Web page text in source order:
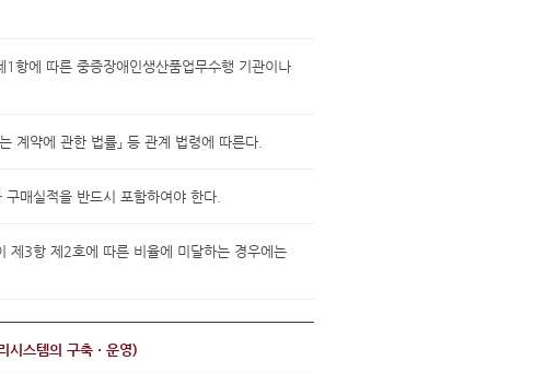
항에 따른 중증장애인생산품업무수행 기관이나
계약에 관한 법률」 등 관계 법령에 따른다.
매실적을 반드시 포함하여야 한다.
제3항 제2호에 따른 비율에 미달하는 경우에는
시스템의 구축ㆍ운영)